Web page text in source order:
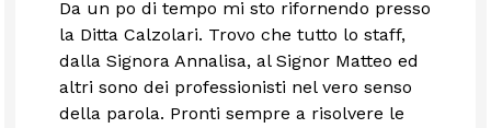
Da un po di tempo mi sto rifornendo presso
la Ditta Calzolari. Trovo che tutto lo staff,
dalla Signora Annalisa, al Signor Matteo ed
altri sono dei professionisti nel vero senso
della parola. Pronti sempre a risolvere le